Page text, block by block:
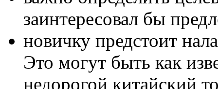
заинтересовал бы
новичку предстоит
Это могут быть как
недорогой китайский